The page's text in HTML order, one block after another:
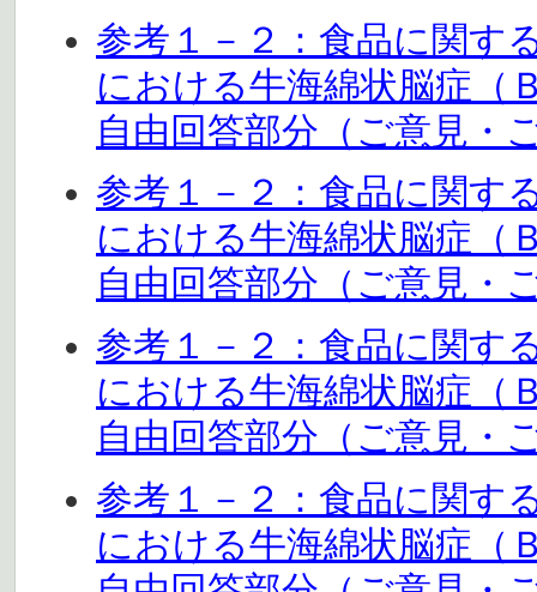
参考１－２：食品に関す
における牛海綿状脳症（
自由回答部分（ご意見・
参考１－２：食品に関す
における牛海綿状脳症（
自由回答部分（ご意見・
参考１－２：食品に関す
における牛海綿状脳症（
自由回答部分（ご意見・
参考１－２：食品に関す
における牛海綿状脳症（